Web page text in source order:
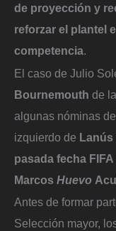
de proyección y
reforzar el plantel
competencia.
El caso de Julio
Bournemouth de la
algunas nóminas
izquierdo de Lanús
pasada fecha
Marcos Huevo
Antes de formar
Selección mayor,